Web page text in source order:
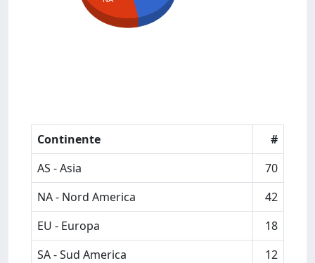
Continente
#
AS - Asia
70
NA - Nord America
42
EU - Europa
18
SA - Sud America
12